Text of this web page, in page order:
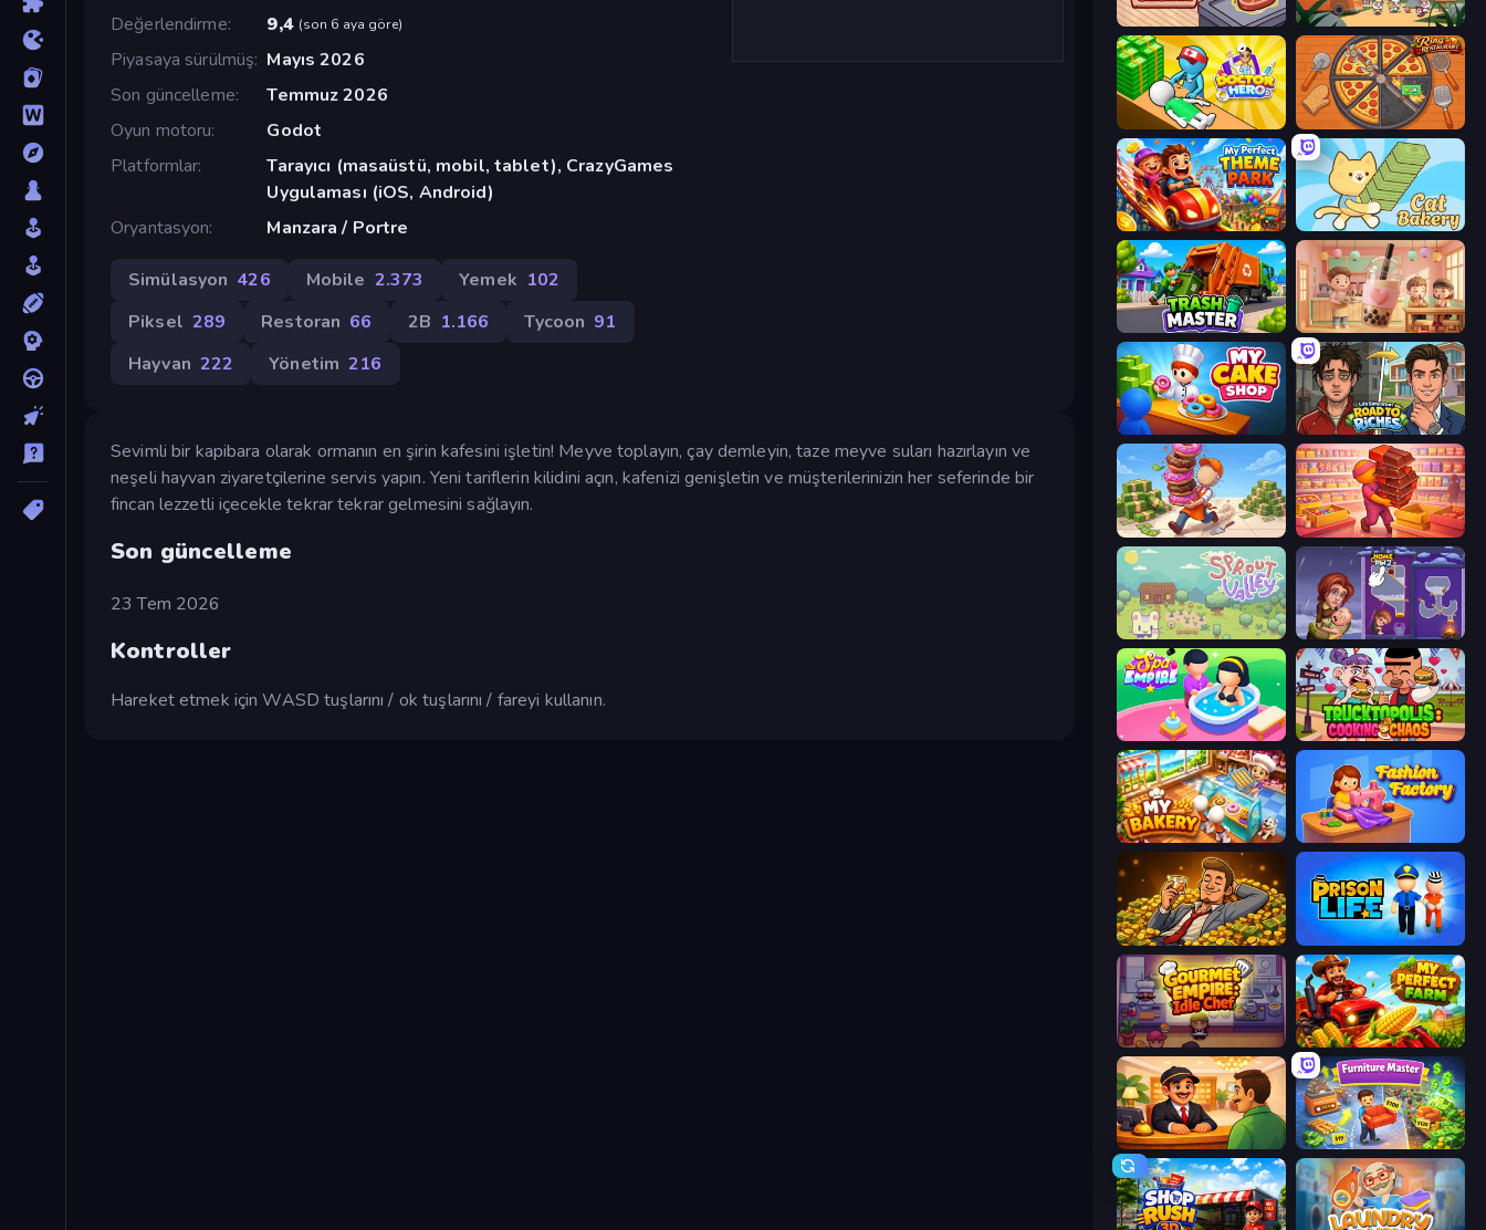
Değerlendirme
9,4 (son 6 aya göre)
Piyasaya sürülmüş Mayıs 2026
Son güncelleme
Temmuz 2026
Oyun motoru
Godot
Platformlar
Tarayıcı (masaüstü, mobil, tablet), CrazyGames
Uygulaması (iOS, Android)
Oryantasyon
Manzara / Portre
Simülasyon 426 Mobile 2.373 Yemek 102
Piksel 289 Restoran 66 2B 1.166 Tycoon 91
Hayvan 222 Yönetim 216
Sevimli bir kapibara olarak ormanın en şirin kafesini işletin! Meyve toplayın, çay demleyin, taze meyve suları hazırlayın ve
neşeli hayvan ziyaretçilerine servis yapın. Yeni tariflerin kilidini açın, kafenizi genişletin ve müşterilerinizin her seferinde bir
fincan lezzetli içecekle tekrar tekrar gelmesini sağlayın.
Son güncelleme
23 Tem 2026
Kontroller
Hareket etmek için WASD tuşlarını / ok tuşlarını / fareyi kullanın.
Cat Snack Bar Panda Palace
Doctor Hero Ring Restaurant
My Perfect Theme Park Cat Bakery
Trash Master Boba Shop
My Cake Shop Life Simulator: Road to Riches
Donut Place Candy Packing Store
Sprout Valley Home Pin 2
Spa Empire Trucktopolis Cooking Chaos
My bakery Fashion Factory
Idle Billionaire Tycoon Prison Life
My Perfect Farm
Furniture Master: Idle Tycoon